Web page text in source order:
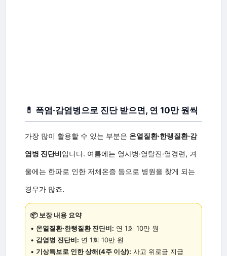
💊 폭염·감염병으로 진단 받으면, 연 10만 원씩
가장 많이 활용할 수 있는 부분은 온열질환·한랭질환·감
염병 진단비입니다. 여름에는 열사병·열탈진·열경련, 겨
울에는 한파로 인한 저체온증 등으로 병원을 찾게 되는
경우가 많죠.
📦 보장 내용 요약
• 온열질환·한랭질환 진단비: 연 1회 10만 원
• 감염병 진단비: 연 1회 10만 원
• 기상특보로 인한 상해(4주 이상): 사고 위로금 지급